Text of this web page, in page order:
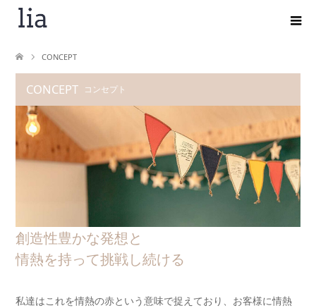
CONCEPT
CONCEPT コンセプト
創造性豊かな発想と
情熱を持って挑戦し続ける
私達はこれを情熱の赤という意味で捉えており、お客様に情熱